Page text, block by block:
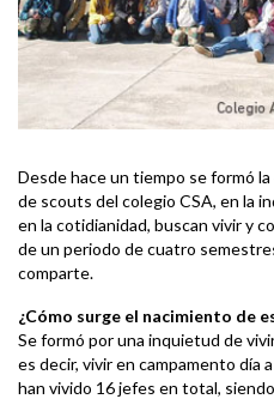
Desde hace un tiempo se formó
de scouts del colegio CSA, en la
en la cotidianidad, buscan vivir y
de un periodo de cuatro
comparte.
¿Cómo surge el nacimiento de
Se formó por una inquietud de
es decir, vivir en campamento día
han vivido 16 jefes en total,